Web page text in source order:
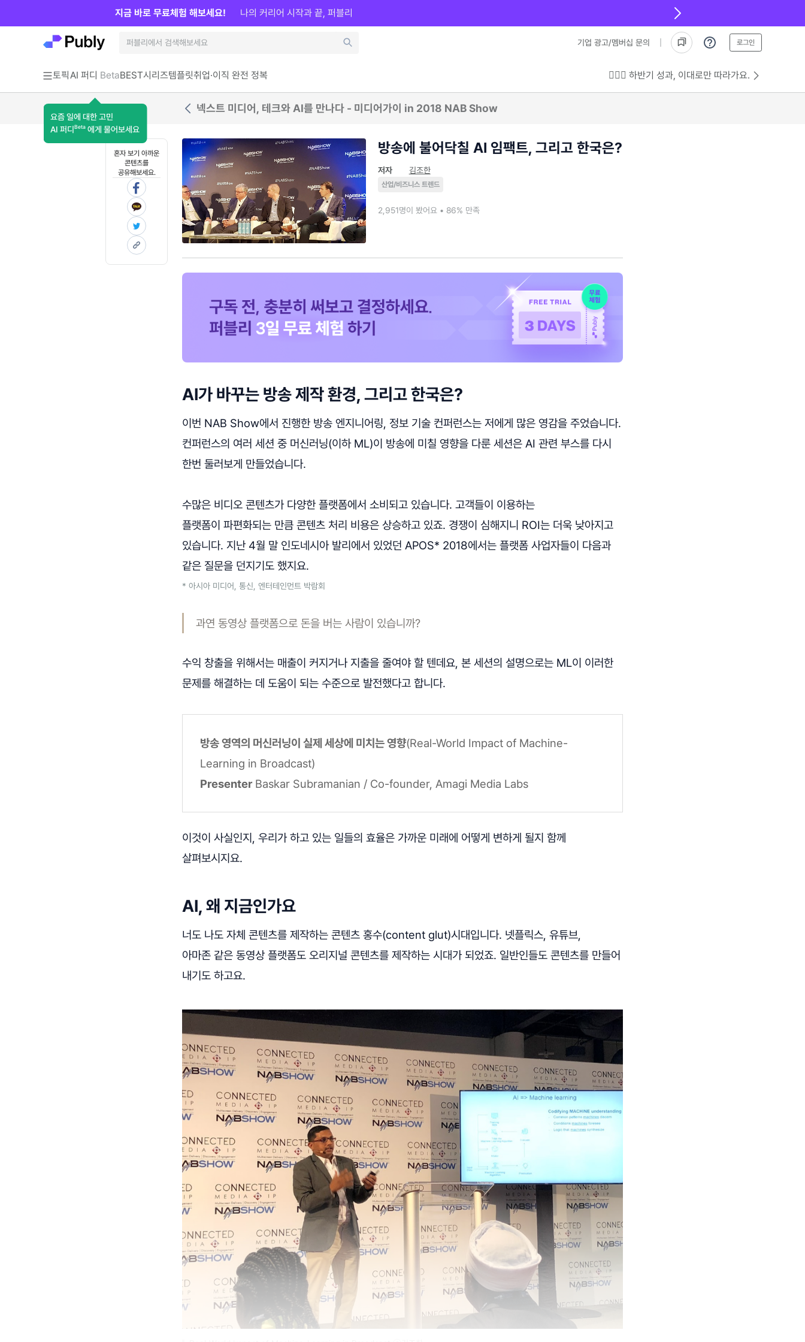
기업 광고/멤버십 문의 로그인
토픽AI 퍼디 Beta
요즘 일에 대한 고민
AI 퍼디 Beta 에게 물어보세요
BEST시리즈템플릿취업·이직 완전 정복 💁🏻‍♂️ 하반기 성과, 이대로만 따라가요.
지금 바로 무료체험 해보세요! 나의 커리어 시작과 끝, 퍼블리
넥스트 미디어, 테크와 AI를 만나다 - 미디어가이 in 2018 NAB Show
혼자 보기 아까운
콘텐츠를
공유해보세요.
방송에 불어닥칠 AI 임팩트, 그리고 한국은?
저자 김조한
산업/비즈니스 트렌드
2,951명이 봤어요 • 86% 만족
AI가 바꾸는 방송 제작 환경, 그리고 한국은?
이번 NAB Show에서 진행한 방송 엔지니어링, 정보 기술 컨퍼런스는 저에게 많은 영감을 주었습니다.
컨퍼런스의 여러 세션 중 머신러닝(이하 ML)이 방송에 미칠 영향을 다룬 세션은 AI 관련 부스를 다시
한번 둘러보게 만들었습니다.
수많은 비디오 콘텐츠가 다양한 플랫폼에서 소비되고 있습니다. 고객들이 이용하는
플랫폼이 파편화되는 만큼 콘텐츠 처리 비용은 상승하고 있죠. 경쟁이 심해지니 ROI는 더욱 낮아지고
있습니다. 지난 4월 말 인도네시아 발리에서 있었던 APOS* 2018에서는 플랫폼 사업자들이 다음과
같은 질문을 던지기도 했지요.
* 아시아 미디어, 통신, 엔터테인먼트 박람회
과연 동영상 플랫폼으로 돈을 버는 사람이 있습니까?
수익 창출을 위해서는 매출이 커지거나 지출을 줄여야 할 텐데요, 본 세션의 설명으로는 ML이 이러한
문제를 해결하는 데 도움이 되는 수준으로 발전했다고 합니다.
방송 영역의 머신러닝이 실제 세상에 미치는 영향(Real-World Impact of Machine-
Learning in Broadcast)
Presenter Baskar Subramanian / Co-founder, Amagi Media Labs
이것이 사실인지, 우리가 하고 있는 일들의 효율은 가까운 미래에 어떻게 변하게 될지 함께
살펴보시지요.
AI, 왜 지금인가요
너도 나도 자체 콘텐츠를 제작하는 콘텐츠 홍수(content glut)시대입니다. 넷플릭스, 유튜브,
아마존 같은 동영상 플랫폼도 오리지널 콘텐츠를 제작하는 시대가 되었죠. 일반인들도 콘텐츠를 만들어
내기도 하고요.